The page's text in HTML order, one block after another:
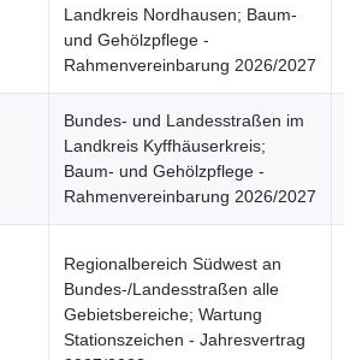
Landkreis Nordhausen; Baum-
und Gehölzpflege -
Rahmenvereinbarung 2026/2027
Bundes- und Landesstraßen im
Landkreis Kyffhäuserkreis;
Baum- und Gehölzpflege -
Rahmenvereinbarung 2026/2027
Regionalbereich Südwest an
Bundes-/Landesstraßen alle
Gebietsbereiche; Wartung
Stationszeichen - Jahresvertrag